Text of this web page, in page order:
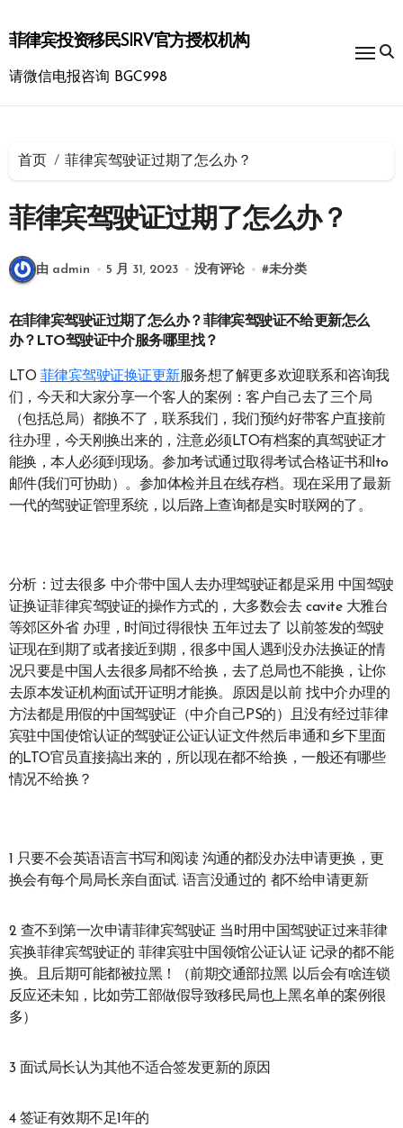
到
内
菲律宾投资移民SIRV官方授权机构
请微信电报咨询 BGC998
首页 菲律宾驾驶证过期了怎么办？
菲律宾驾驶证过期了怎么办？
由 admin 5 月 31, 2023 没有评论 #未分类
在菲律宾驾驶证过期了怎么办？菲律宾驾驶证不给更新怎么
办？LTO驾驶证中介服务哪里找？
LTO 菲律宾驾驶证换证更新服务想了解更多欢迎联系和咨询我
们，今天和大家分享一个客人的案例：客户自己去了三个局
（包括总局）都换不了，联系我们，我们预约好带客户直接前
往办理，今天刚换出来的，注意必须LTO有档案的真驾驶证才
能换，本人必须到现场。参加考试通过取得考试合格证书和lto
邮件(我们可协助）。参加体检并且在线存档。现在采用了最新
一代的驾驶证管理系统，以后路上查询都是实时联网的了。
分析：过去很多 中介带中国人去办理驾驶证都是采用 中国驾驶
证换证菲律宾驾驶证的操作方式的，大多数会去 cavite 大雅台
等郊区外省 办理，时间过得很快 五年过去了 以前签发的驾驶
证现在到期了或者接近到期，很多中国人遇到没办法换证的情
况只要是中国人去很多局都不给换，去了总局也不能换，让你
去原本发证机构面试开证明才能换。原因是以前 找中介办理的
方法都是用假的中国驾驶证（中介自己PS的）且没有经过菲律
宾驻中国使馆认证的驾驶证公证认证文件然后串通和乡下里面
的LTO官员直接搞出来的，所以现在都不给换，一般还有哪些
情况不给换？
1 只要不会英语语言书写和阅读 沟通的都没办法申请更换，更
换会有每个局局长亲自面试. 语言没通过的 都不给申请更新
2 查不到第一次申请菲律宾驾驶证 当时用中国驾驶证过来菲律
宾换菲律宾驾驶证的 菲律宾驻中国领馆公证认证 记录的都不能
换。且后期可能都被拉黑！（前期交通部拉黑 以后会有啥连锁
反应还未知，比如劳工部做假导致移民局也上黑名单的案例很
多）
3 面试局长认为其他不适合签发更新的原因
4 签证有效期不足1年的